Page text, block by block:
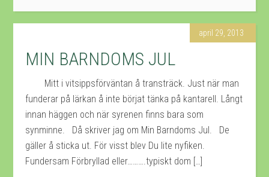
april 29, 2013
MIN BARNDOMS JUL
Mitt i vitsippsförväntan å transträck. Just när man
funderar på lärkan å inte börjat tänka på kantarell. Långt
innan häggen och när syrenen finns bara som
synminne. Då skriver jag om Min Barndoms Jul. De
gäller å sticka ut. För visst blev Du lite nyfiken.
Fundersam Förbryllad eller……….typiskt dom […]